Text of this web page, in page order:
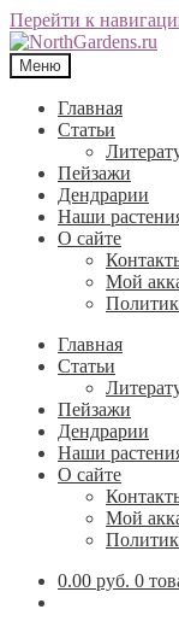
Перейти к
Меню
Главная
Статьи
Пейзажи
Дендрарии
Наши
О сайте
Мой
Главная
Статьи
Пейзажи
Дендрарии
Наши
О сайте
Мой
0.00 руб. 0